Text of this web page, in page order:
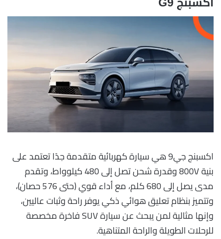
اكسبنج جي9 هي سيارة كهربائية متقدمة جدًا تعتمد على
بنية 800V وقدرة شحن تصل إلى 480 كيلوواط، وتقدم
مدى يصل إلى 680 كلم، مع أداء قوي (حتى 576 حصان)،
وتتميز بنظام تعليق هوائي ذكي يوفر راحة وثبات عاليين،
وإنها مثالية لمن يبحث عن سيارة SUV فاخرة مخصصة
للرحلات الطويلة والراحة المتناهية.